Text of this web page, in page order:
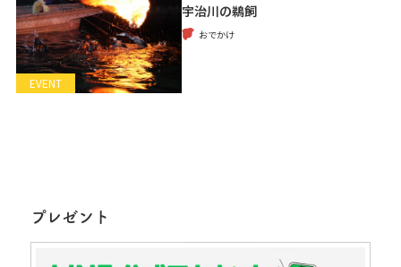
EVENT
宇治川の鵜飼
おでかけ
プレゼント